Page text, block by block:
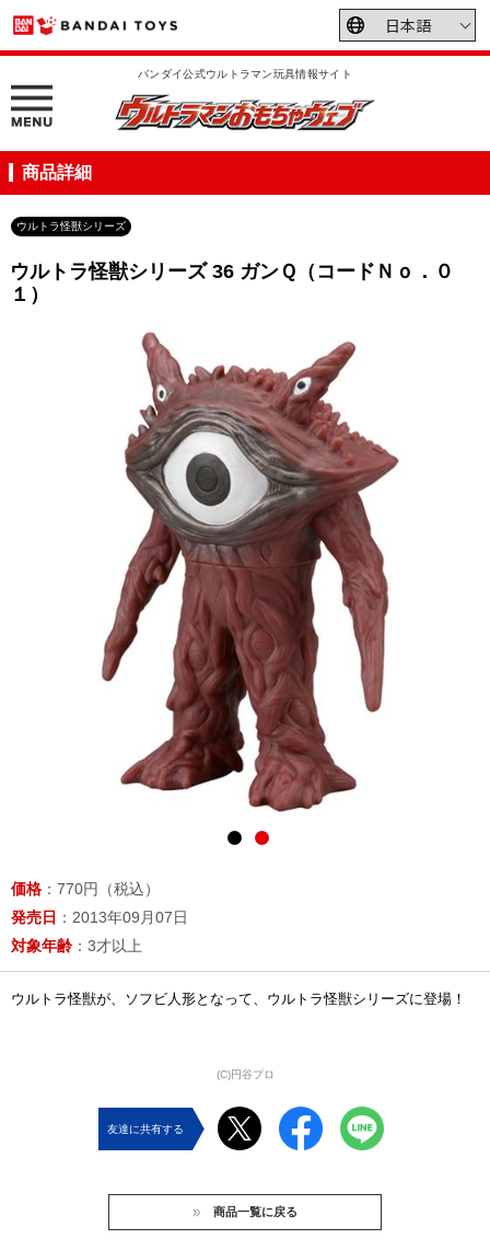
バンダイ公式ウルトラマン玩具情報サイト
商品詳細
ウルトラ怪獣シリーズ
ウルトラ怪獣シリーズ 36 ガンＱ（コードＮｏ．０
１）
価格 ：770円（税込）
発売日 ：2013年09月07日
対象年齢 ：3才以上
ウルトラ怪獣が、ソフビ人形となって、ウルトラ怪獣シリーズに登場！
(C)円谷プロ
友達に共有する
商品一覧に戻る